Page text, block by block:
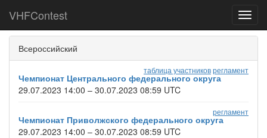
VHFContest
Всероссийский
таблица участниковрегламент
Чемпионат Центрального федерального округа
29.07.2023 14:00 – 30.07.2023 08:59 UTC
регламент
Чемпионат Приволжского федерального округа
29.07.2023 14:00 – 30.07.2023 08:59 UTC